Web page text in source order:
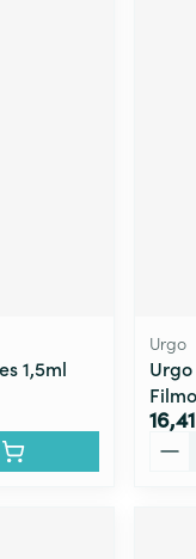
1,5ml
Urgo